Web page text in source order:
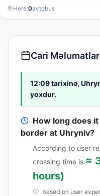
Here:0avtobus
Cari Məlumatlar
12:09 tarixinə,
yoxdur.
How long does
border at Uhryniv?
According to user
crossing time is ≈
hours)
based on user